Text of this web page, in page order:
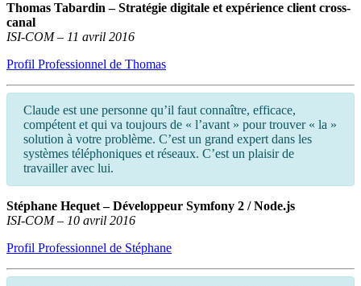
Thomas Tabardin – Stratégie digitale et expérience client cross-
canal
ISI-COM – 11 avril 2016
Profil Professionnel de Thomas
Claude est une personne qu’il faut connaître, efficace,
compétent et qui va toujours de « l’avant » pour trouver « la »
solution à votre problème. C’est un grand expert dans les
systèmes téléphoniques et réseaux. C’est un plaisir de
travailler avec lui.
Stéphane Hequet – Développeur Symfony 2 / Node.js
ISI-COM – 10 avril 2016
Profil Professionnel de Stéphane